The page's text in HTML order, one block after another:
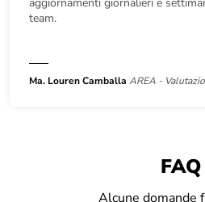
team.
Ma. Louren Camballa AREA -
FAQ
Alcune domande